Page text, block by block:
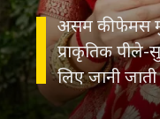
असम की फेमस
प्राकृतिक